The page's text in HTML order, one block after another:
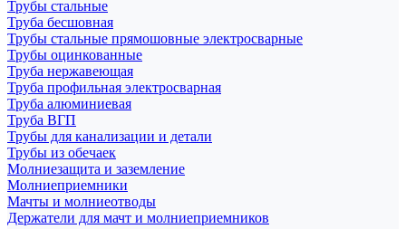
Трубы стальные
Труба бесшовная
Трубы стальные прямошовные электросварные
Трубы оцинкованные
Труба нержавеющая
Труба профильная электросварная
Труба алюминиевая
Труба ВГП
Трубы для канализации и детали
Трубы из обечаек
Молниезащита и заземление
Молниеприемники
Мачты и молниеотводы
Держатели для мачт и молниеприемников